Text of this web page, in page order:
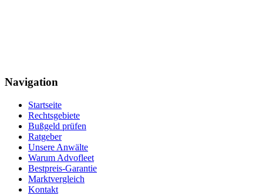
Navigation
Startseite
Rechtsgebiete
Bußgeld prüfen
Ratgeber
Unsere Anwälte
Warum Advofleet
Bestpreis-Garantie
Marktvergleich
Kontakt